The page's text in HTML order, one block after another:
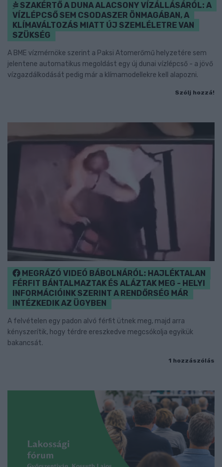
SZAKÉRTŐ A DUNA ALACSONY VÍZÁLLÁSÁRÓL: A
VÍZLÉPCSŐ SEM CSODASZER ÖNMAGÁBAN, A
KLÍMAVÁLTOZÁS MIATT ÚJ SZEMLÉLETRE VAN
SZÜKSÉG
A BME vízmérnöke szerint a Paksi Atomerőmű helyzetére sem
jelentene automatikus megoldást egy új dunai vízlépcső - a jövő
vízgazdálkodását pedig már a klímamodellekre kell alapozni.
Szólj hozzá!
MEGRÁZÓ VIDEÓ BÁBOLNÁRÓL: HAJLÉKTALAN
FÉRFIT BÁNTALMAZTAK ÉS ALÁZTAK MEG - HELYI
INFORMÁCIÓINK SZERINT A RENDŐRSÉG MÁR
INTÉZKEDIK AZ ÜGYBEN
A felvételen egy padon alvó férfit ütnek meg, majd arra
kényszerítik, hogy térdre ereszkedve megcsókolja egyikük
bakancsát.
1 hozzászólás